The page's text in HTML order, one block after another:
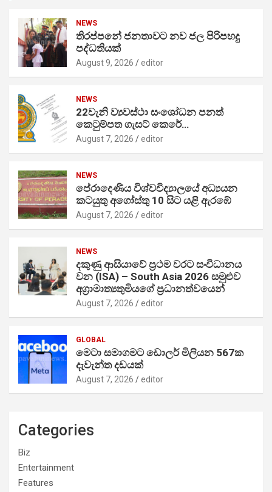
NEWS
තිරප්පනේ ජනතාවට නව ජල පිරිපහදු
පද්ධතියක්
August 9, 2026 editor
NEWS
22වැනි ව්‍යවස්ථා සංශෝධන පනත්
කෙටුම්පත ගැසට් කෙරේ…
August 7, 2026 editor
NEWS
පේරාදෙණිය විශ්වවිද්‍යාලයේ අධ්‍යයන
කටයුතු අගෝස්තු 10 සිට යළි ඇරඹේ
August 7, 2026 editor
NEWS
දකුණු ආසියාවේ ප්‍රථම වරට සංවිධානය
වන (ISA) – South Asia 2026 සමුළුව
අග්‍රාමාත්‍යතුමියගේ ප්‍රධානත්වයෙන්
August 7, 2026 editor
GLOBAL
මෙටා සමාගමට ඩොලර් මිලියන 567ක
දැවැන්ත දඩයක්
August 7, 2026 editor
Categories
Biz
Entertainment
Features